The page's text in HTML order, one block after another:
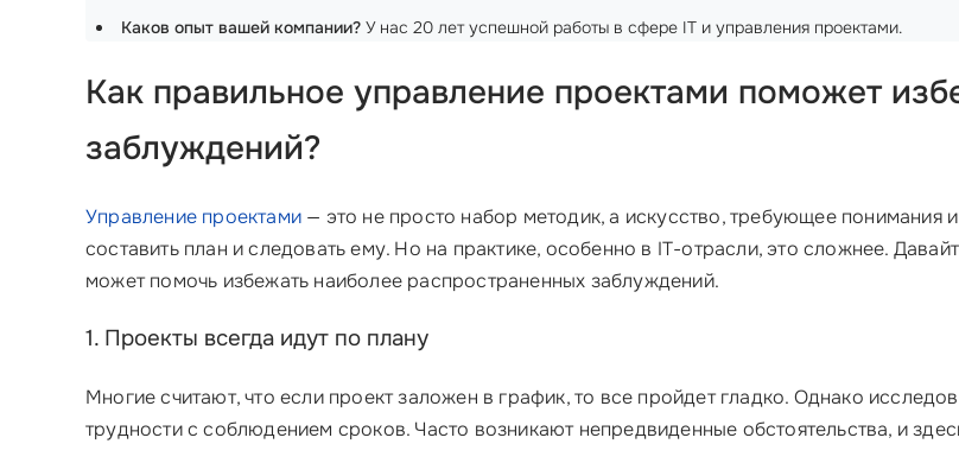
Каков опыт вашей компании? У нас 20 лет успешной работы в сфере IT и управления проектами.
Как правильное управление проектами поможет
заблуждений?
Управление проектами — это не просто набор методик, а искусство, требующее понимания
составить план и следовать ему. Но на практике, особенно в IT-отрасли, это сложнее.
может помочь избежать наиболее распространенных заблуждений.
1. Проекты всегда идут по плану
Многие считают, что если проект заложен в график, то все пройдет гладко. Однако
трудности с соблюдением сроков. Часто возникают непредвиденные обстоятельства, и